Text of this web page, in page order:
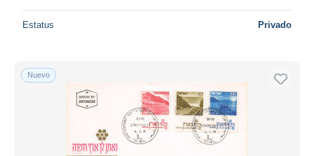
Estatus Privado
Nuevo